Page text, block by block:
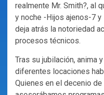
realmente Mr. Smith?, al
y noche -Hijos ajenos-7 y
deja atrás la notoriedad
procesos técnicos.
Tras su jubilación, anima
diferentes locaciones
Quienes en el decenio